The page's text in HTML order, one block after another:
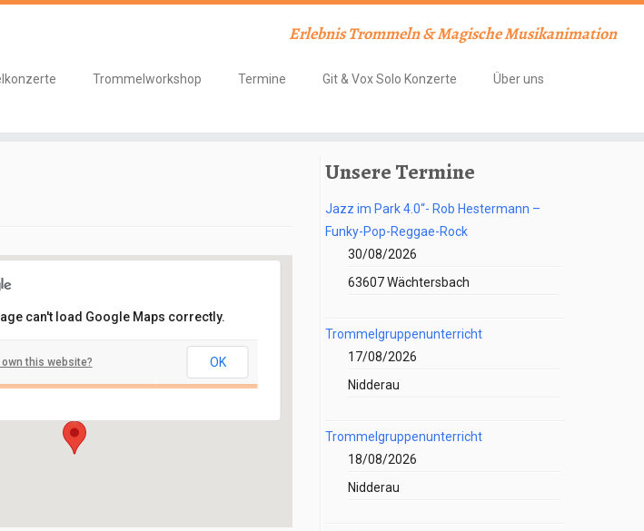
Erlebnis Trommeln & Magische Musikanimation
Trommelworkshop Termine Git & Vox Solo Konzerte
Über uns
Veranstaltungen
can't load Google Maps correctly.
own this website? OK
Unsere Termine
Jazz im Park 4.0“- Rob Hestermann –
Funky-Pop-Reggae-Rock
30/08/2026
63607 Wächtersbach
Trommelgruppenunterricht
17/08/2026
Nidderau
Trommelgruppenunterricht
18/08/2026
Nidderau